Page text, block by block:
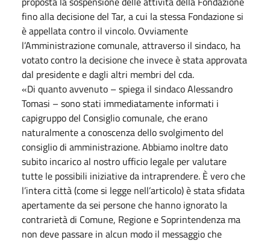
fino alla decisione del Tar, a cui la stessa Fondazione si
è appellata contro il vincolo. Ovviamente
l’Amministrazione comunale, attraverso il sindaco, ha
votato contro la decisione che invece è stata approvata
dal presidente e dagli altri membri del cda.
«Di quanto avvenuto – spiega il sindaco Alessandro
Tomasi – sono stati immediatamente informati i
capigruppo del Consiglio comunale, che erano
naturalmente a conoscenza dello svolgimento del
consiglio di amministrazione. Abbiamo inoltre dato
subito incarico al nostro ufficio legale per valutare
tutte le possibili iniziative da intraprendere. È vero che
l’intera città (come si legge nell’articolo) è stata sfidata
apertamente da sei persone che hanno ignorato la
contrarietà di Comune, Regione e Soprintendenza ma
non deve passare in alcun modo il messaggio che